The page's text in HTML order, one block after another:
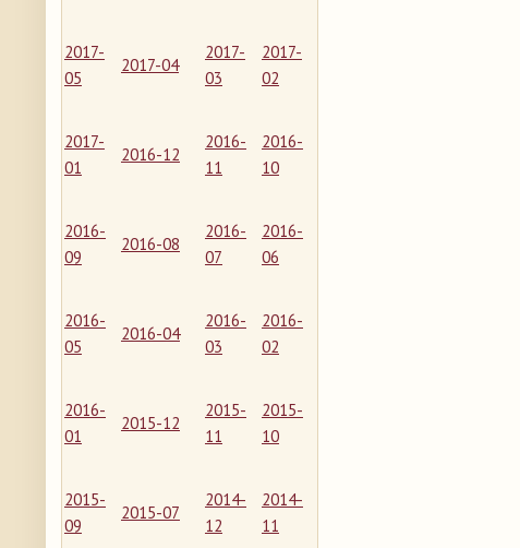
2017-
05
2017-04
2017-
03
2017-
02
2017-
01
2016-12
2016-
11
2016-
10
2016-
09
2016-08
2016-
07
2016-
06
2016-
05
2016-04
2016-
03
2016-
02
2016-
01
2015-12
2015-
11
2015-
10
2015-
09
2015-07
2014-
12
2014-
11